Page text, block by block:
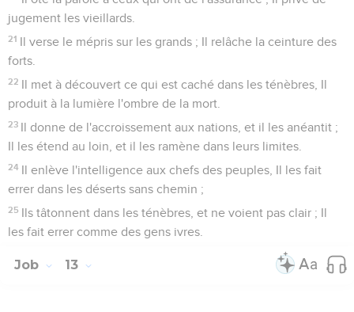
jugement les vieillards.
21 Il verse le mépris sur les grands ; Il relâche la ceinture des
forts.
22 Il met à découvert ce qui est caché dans les ténèbres, Il
produit à la lumière l'ombre de la mort.
23 Il donne de l'accroissement aux nations, et il les anéantit ;
Il les étend au loin, et il les ramène dans leurs limites.
24 Il enlève l'intelligence aux chefs des peuples, Il les fait
errer dans les déserts sans chemin ;
25 Ils tâtonnent dans les ténèbres, et ne voient pas clair ; Il
les fait errer comme des gens ivres.
Job 13